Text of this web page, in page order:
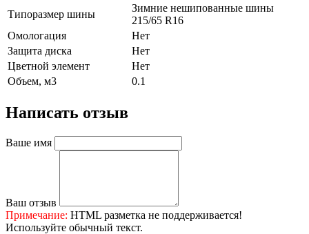
Типоразмер шины
Зимние нешипованные шины
215/65 R16
Омологация
Нет
Защита диска
Нет
Цветной элемент
Нет
Объем, м3
0.1
Написать отзыв
Ваше имя
Ваш отзыв
Примечание: HTML разметка не поддерживается!
Используйте обычный текст.